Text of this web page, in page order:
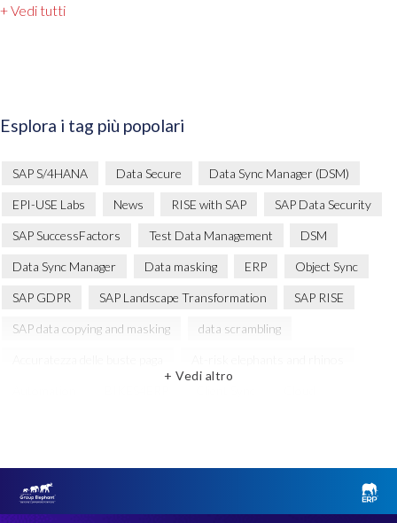
+ Vedi tutti
Esplora i tag più popolari
SAP S/4HANA Data Secure Data Sync Manager (DSM)
EPI-USE Labs News RISE with SAP SAP Data Security
SAP SuccessFactors Test Data Management DSM
Data Sync Manager Data masking ERP Object Sync
SAP GDPR SAP Landscape Transformation SAP RISE
SAP data copying and masking data scrambling
Data privacy regulations
ERP Honey ERP Melorane Game Reserve
+ Vedi altro